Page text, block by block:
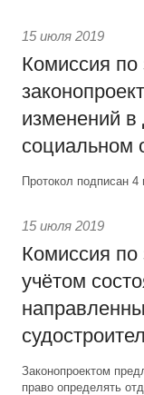
15 июля 2019
Комиссия по
изменений
социальном
Протокол подписан
15 июля 2019
Комиссия по
учётом
Законопроектом
право определять